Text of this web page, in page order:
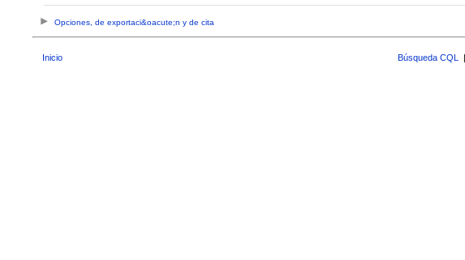
Opciones, de exportaci&oacute;n y de cita
Inicio Búsqueda CQL |